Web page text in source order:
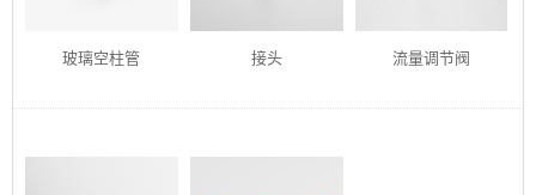
玻璃空柱管 接头 流量调节阀